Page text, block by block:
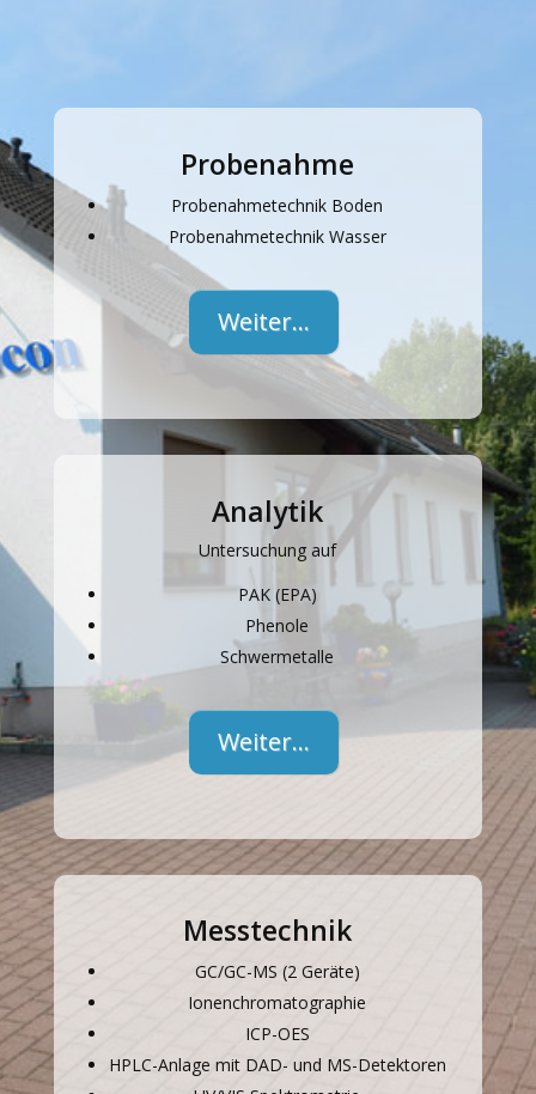
Probenahme
Probenahmetechnik Boden
Probenahmetechnik Wasser
Weiter…
Analytik
Untersuchung auf
PAK (EPA)
Phenole
Schwermetalle
Weiter…
Messtechnik
GC/GC-MS (2 Geräte)
Ionenchromatographie
ICP-OES
HPLC-Anlage mit DAD- und MS-Detektoren